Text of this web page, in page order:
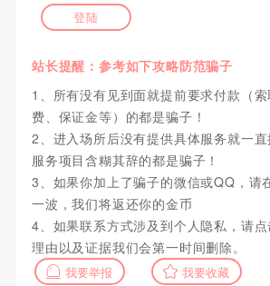
登陆
站长提醒：参考如下攻略防范骗子
1、所有没有见到面就提前要求付款（
费、保证金等）的都是骗子！
2、进入场所后没有提供具体服务就一
服务项目含糊其辞的都是骗子！
3、如果你加上了骗子的微信或QQ，请
一波，我们将返还你的金币
4、如果联系方式涉及到个人隐私，请
理由以及证据我们会第一时间删除。
我要举报 我要收藏